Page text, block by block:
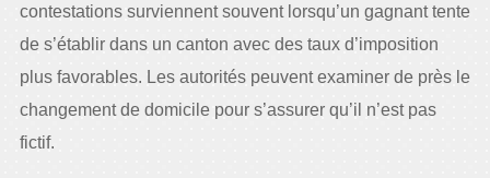
contestations surviennent souvent lorsqu’un gagnant tente
de s’établir dans un canton avec des taux d’imposition
plus favorables. Les autorités peuvent examiner de près le
changement de domicile pour s’assurer qu’il n’est pas
fictif.